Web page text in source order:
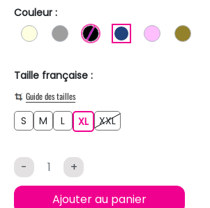
Couleur :
BLANC ECRU
GRIS NOIR BLEU FONCE
ROSE CLAIR
KAKI
Taille française :
Guide des tailles
S M L XLXL XXLXXL
- +
Ajouter au panier